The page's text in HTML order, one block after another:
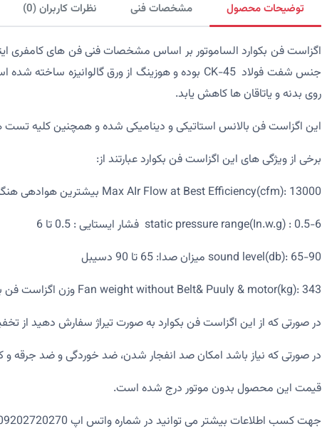
توضیحات محصول مشخصات فنی نظرات کاربران (0)
روی بدنه و یاتاقان ها کاهش یابد.
این اگزاست فن بالانس استاتیکی و دینامیکی شده و همچنین کلیه تست
برخی از ویژگی های این اگزاست فن بکوارد عبارتند از:
Max AIr Flow at Best Efficiency(cfm): 13000 بیشترین هوادهی هنگام بهترین عملکرد: 13000 سی اف ام
static pressure range(In.w.g) : 0.5-6 فشار ایستایی : 0.5 تا 6
sound level(db): 65-90 میزان صدا: 65 تا 90 دسیبل
Fan weight without Belt& Puuly & motor(kg): 343 وزن اگزاست فن بدون تسمه و پولی و موتور : 343 کیلوگرم
در صورتی که از این اگزاست فن بکوارد به صورت تیراژ سفارش دهید از تخفیف
در صورتی که نیاز باشد امکان صد انفجار شدن، ضد خوردگی و ضد جرقه و
قیمت این محصول بدون موتور درج شده است.
جهت کسب اطلاعات بیشتر می توانید در شماره واتس اپ 09202720270 نیز پیام دهید و یا سفارش خود را پیگیری نمایید